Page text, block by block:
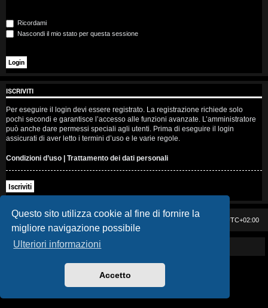
Questo sito utilizza cookie al fine di fornire la
migliore navigazione possibile
Ulteriori informazioni
Accetto
t
s
e
n
z
a
r
i
s
p
o
t
Ricordami
Nascondi il mio stato per questa sessione
ISCRIVITI
Per eseguire il login devi essere registrato. La registrazione richiede solo
pochi secondi e garantisce l’accesso alle funzioni avanzate. L’amministratore
può anche dare permessi speciali agli utenti. Prima di eseguire il login
assicurati di aver letto i termini d’uso e le varie regole.
Condizioni d’uso | Trattamento dei dati personali
Iscriviti
Casa DAG UTC+02:00
Powered by GIGI D'AGOSTINO